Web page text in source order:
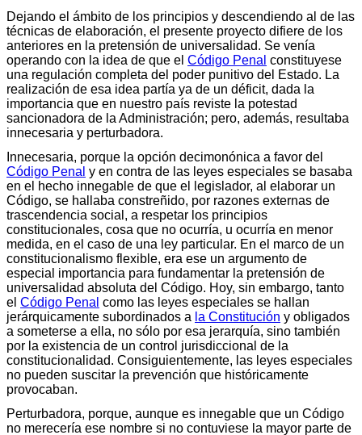
Dejando el ámbito de los principios y descendiendo al de las
técnicas de elaboración, el presente proyecto difiere de los
anteriores en la pretensión de universalidad. Se venía
operando con la idea de que el Código Penal constituyese
una regulación completa del poder punitivo del Estado. La
realización de esa idea partía ya de un déficit, dada la
importancia que en nuestro país reviste la potestad
sancionadora de la Administración; pero, además, resultaba
innecesaria y perturbadora.
Innecesaria, porque la opción decimonónica a favor del
Código Penal y en contra de las leyes especiales se basaba
en el hecho innegable de que el legislador, al elaborar un
Código, se hallaba constreñido, por razones externas de
trascendencia social, a respetar los principios
constitucionales, cosa que no ocurría, u ocurría en menor
medida, en el caso de una ley particular. En el marco de un
constitucionalismo flexible, era ese un argumento de
especial importancia para fundamentar la pretensión de
universalidad absoluta del Código. Hoy, sin embargo, tanto
el Código Penal como las leyes especiales se hallan
jerárquicamente subordinados a la Constitución y obligados
a someterse a ella, no sólo por esa jerarquía, sino también
por la existencia de un control jurisdiccional de la
constitucionalidad. Consiguientemente, las leyes especiales
no pueden suscitar la prevención que históricamente
provocaban.
Perturbadora, porque, aunque es innegable que un Código
no merecería ese nombre si no contuviese la mayor parte de